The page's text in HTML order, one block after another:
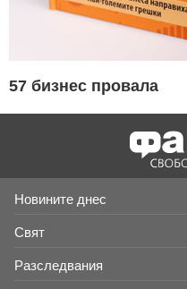
57 бизнес провала
Новините днес
Свят
Разследвания